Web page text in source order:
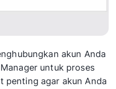
akun Anda
untuk proses
penting agar akun Anda